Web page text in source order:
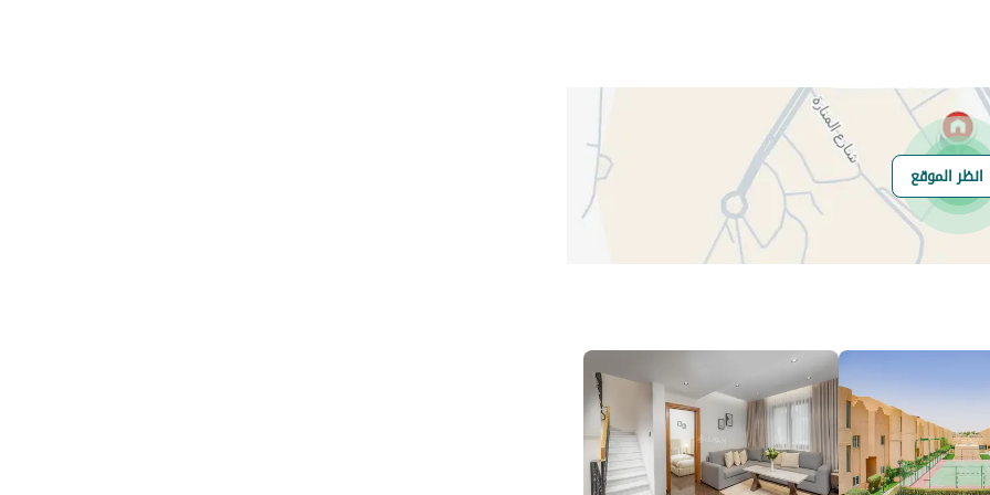
رقم المبنى
3428
الرقم الاضافي
7798
خط العرض
24.641615135236467
السعر
240000
المساحة
12362
انظر الموقع